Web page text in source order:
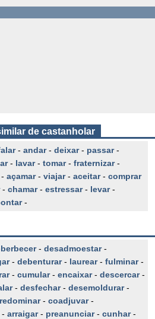
de castanholar
- andar- deixar- passar-
- lavar- tomar- fraternizar-
açamar- viajar- aceitar- comprar
- chamar- estressar- levar-
-
- desadmoestar-
- debenturar- laurear- fulminar-
- cumular- encaixar- descercar-
- desfechar- desemoldurar-
- coadjuvar-
- arraigar- preanunciar- cunhar-